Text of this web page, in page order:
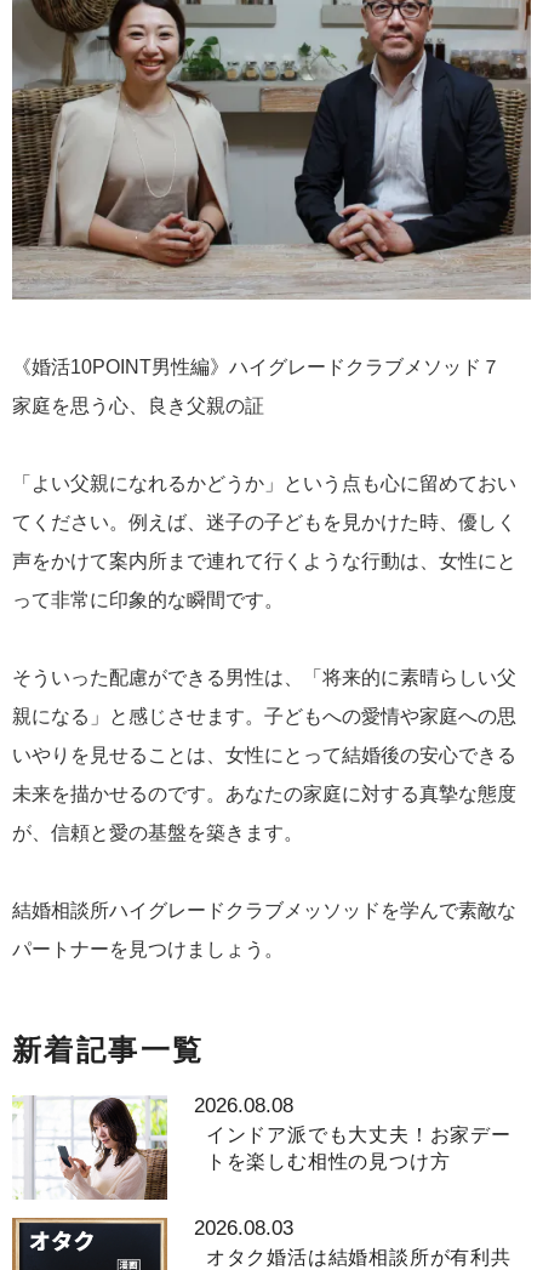
《婚活10POINT男性編》ハイグレードクラブメソッド７
家庭を思う心、良き父親の証
「よい父親になれるかどうか」という点も心に留めておい
てください。例えば、迷子の子どもを見かけた時、優しく
声をかけて案内所まで連れて行くような行動は、女性にと
って非常に印象的な瞬間です。
そういった配慮ができる男性は、「将来的に素晴らしい父
親になる」と感じさせます。子どもへの愛情や家庭への思
いやりを見せることは、女性にとって結婚後の安心できる
未来を描かせるのです。あなたの家庭に対する真摯な態度
が、信頼と愛の基盤を築きます。
結婚相談所ハイグレードクラブメッソッドを学んで素敵な
パートナーを見つけましょう。
新着記事一覧
2026.08.08
インドア派でも大丈夫！お家デー
トを楽しむ相性の見つけ方
2026.08.03
オタク婚活は結婚相談所が有利共